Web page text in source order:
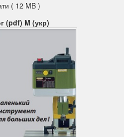
( 12 MB )
(pdf) M (укр)